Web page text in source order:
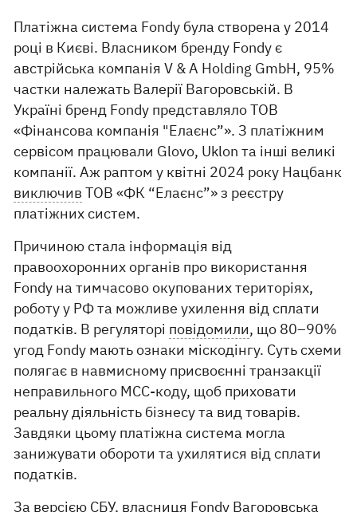
Платіжна система Fondy була створена у 2014
році в Києві. Власником бренду Fondy є
австрійська компанія V & A Holding GmbH, 95%
частки належать Валерії Вагоровській. В
Україні бренд Fondy представляло ТОВ
«Фінансова компанія "Елаєнс”». З платіжним
сервісом працювали Glovo, Uklon та інші великі
компанії. Аж раптом у квітні 2024 року Нацбанк
виключив ТОВ «ФК “Елаєнс”» з реєстру
платіжних систем.
Причиною стала інформація від
правоохоронних органів про використання
Fondy на тимчасово окупованих територіях,
роботу у РФ та можливе ухилення від сплати
податків. В регуляторі повідомили, що 80–90%
угод Fondy мають ознаки міскодінгу. Суть схеми
полягає в навмисному присвоєнні транзакції
неправильного MCC-коду, щоб приховати
реальну діяльність бізнесу та вид товарів.
Завдяки цьому платіжна система могла
занижувати обороти та ухилятися від сплати
податків.
За версією СБУ, власниця Fondy Вагоровська